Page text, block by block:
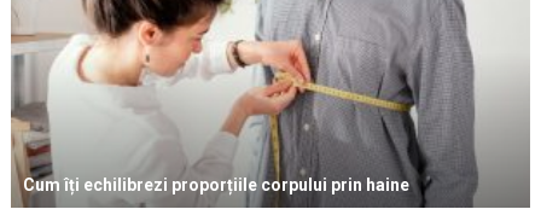
Cum îți echilibrezi proporțiile corpului prin haine